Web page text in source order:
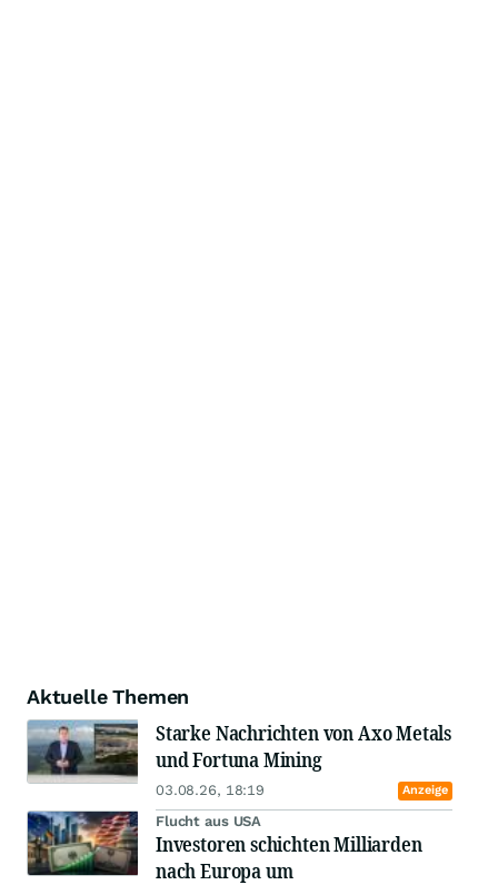
Aktuelle Themen
Starke Nachrichten von Axo Metals
und Fortuna Mining
03.08.26, 18:19 Anzeige
Flucht aus USA
Investoren schichten Milliarden
nach Europa um